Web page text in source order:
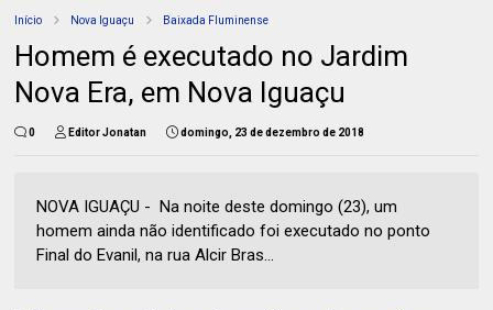
Início Nova Iguaçu Baixada Fluminense
Homem é executado no Jardim
Nova Era, em Nova Iguaçu
0 Editor Jonatan domingo, 23 de dezembro de 2018
NOVA IGUAÇU - Na noite deste domingo (23), um
homem ainda não identificado foi executado no ponto
Final do Evanil, na rua Alcir Bras...